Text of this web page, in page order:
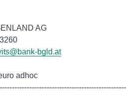
AG
bgld.at
adhoc